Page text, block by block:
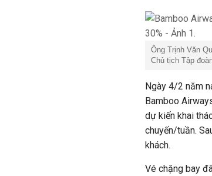
Ông Trịnh Văn
Chủ tịch Tập
Ngày 4/2 năm
Bamboo
dự kiến khai
chuyến/tuần.
khách.
Vé chặng bay